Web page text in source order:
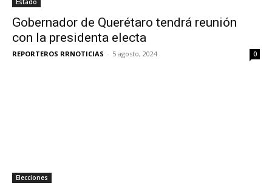
Estado
Gobernador de Querétaro tendrá reunión
con la presidenta electa
REPORTEROS RRNOTICIAS - 5 agosto, 2024 0
Elecciones